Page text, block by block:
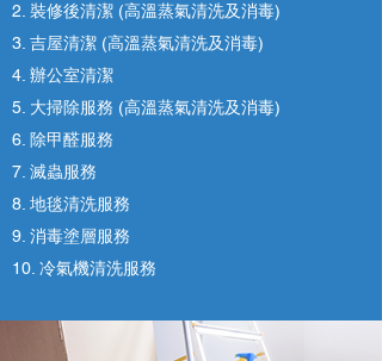
2. 裝修後清潔 (高溫蒸氣清洗及消毒)
3. 吉屋清潔 (高溫蒸氣清洗及消毒)
4. 辦公室清潔
5. 大掃除服務 (高溫蒸氣清洗及消毒)
6. 除甲醛服務
7. 滅蟲服務
8. ​地毯清洗服務
9. 消毒塗層服務
10. 冷氣機清洗服務